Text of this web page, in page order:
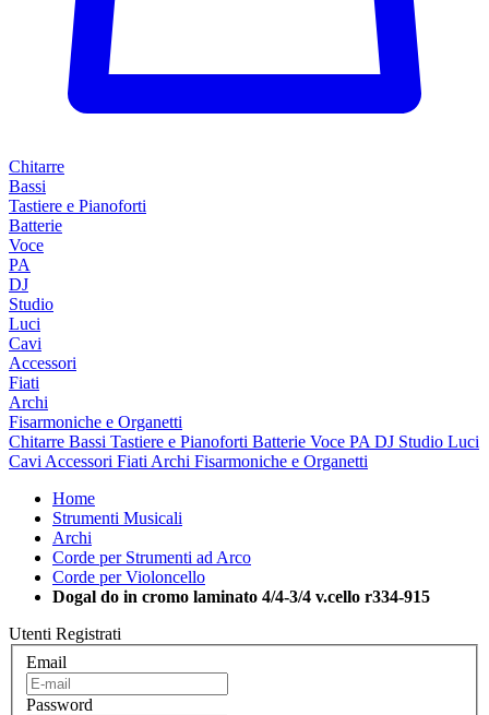
Chitarre
Bassi
Tastiere e Pianoforti
Batterie
Voce
PA
DJ
Studio
Luci
Cavi
Accessori
Fiati
Archi
Fisarmoniche e Organetti
Chitarre Bassi Tastiere e Pianoforti Batterie Voce PA DJ Studio Luci
Cavi Accessori Fiati Archi Fisarmoniche e Organetti
Home
Strumenti Musicali
Archi
Corde per Strumenti ad Arco
Corde per Violoncello
Dogal do in cromo laminato 4/4-3/4 v.cello r334-915
Utenti Registrati
Email
Password